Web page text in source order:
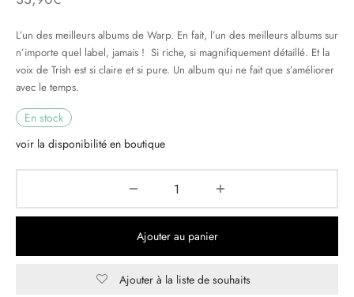
L’un des meilleurs albums de Warp. En fait, l’un des meilleurs albums sur
n’importe quel label, jamais ! Si riche, si magnifiquement détaillé. Et la
voix de Trish est si claire et si pure. Un album qui ne fait que s’améliorer
avec le temps.
En stock
voir la disponibilité en boutique
Ajouter au panier
Ajouter à la liste de souhaits
HIP-HOP
DU MONDE
CLASSIQUE